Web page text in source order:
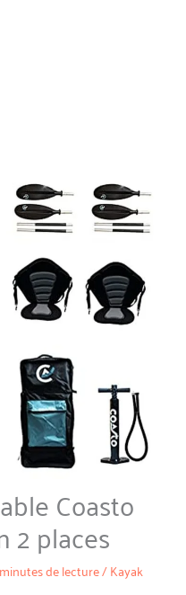
Coasto
2 places
de lecture/Kayak